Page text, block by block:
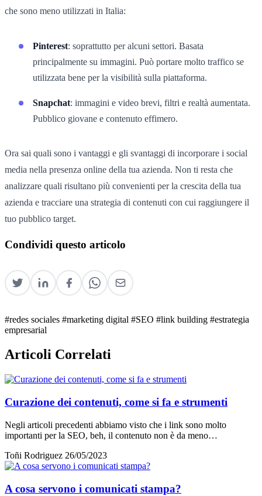
che sono meno utilizzati in Italia:
Pinterest: soprattutto per alcuni settori. Basata
principalmente su immagini. Può portare molto traffico se
utilizzata bene per la visibilità sulla piattaforma.
Snapchat: immagini e video brevi, filtri e realtà aumentata.
Pubblico giovane e contenuto effimero.
Ora sai quali sono i vantaggi e gli svantaggi di incorporare i social
media nella presenza online della tua azienda. Non ti resta che
analizzare quali risultano più convenienti per la crescita della tua
azienda e tracciare una strategia di contenuti con cui raggiungere il
tuo pubblico target.
Condividi questo articolo
#redes sociales #marketing digital #SEO #link building #estrategia
empresarial
Articoli Correlati
Curazione dei contenuti, come si fa e strumenti
Negli articoli precedenti abbiamo visto che i link sono molto
importanti per la SEO, beh, il contenuto non è da meno…
Toñi Rodriguez 26/05/2023
A cosa servono i comunicati stampa?